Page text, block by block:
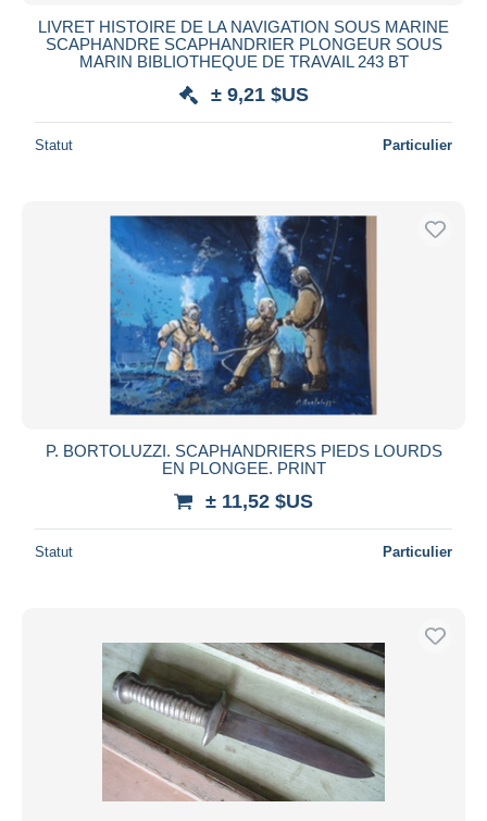
LIVRET HISTOIRE DE LA NAVIGATION SOUS MARINE
SCAPHANDRE SCAPHANDRIER PLONGEUR SOUS
MARIN BIBLIOTHEQUE DE TRAVAIL 243 BT
± 9,21 $US
Statut Particulier
P. BORTOLUZZI. SCAPHANDRIERS PIEDS LOURDS
EN PLONGEE. PRINT
± 11,52 $US
Statut Particulier